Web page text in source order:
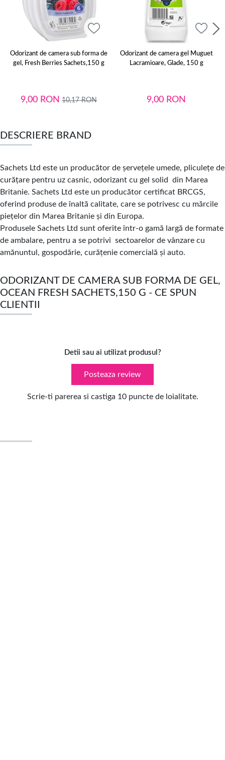
Odorizant de camera sub forma de
gel, Fresh Berries Sachets,150 g
9,00 RON 10,17RON
Odorizant de camera gel Muguet
Lacramioare, Glade, 150 g
9,00 RON
DESCRIERE BRAND
Sachets Ltd este un producător de șervețele umede, pliculețe de
curățare pentru uz casnic, odorizant cu gel solid din Marea
Britanie. Sachets Ltd este un producător certificat BRCGS,
oferind produse de înaltă calitate, care se potrivesc cu mărcile
piețelor din Marea Britanie și din Europa.
Produsele Sachets Ltd sunt oferite într-o gamă largă de formate
de ambalare, pentru a se potrivi sectoarelor de vânzare cu
amănuntul, gospodărie, curățenie comercială și auto.
ODORIZANT DE CAMERA SUB FORMA DE GEL,
OCEAN FRESH SACHETS,150 G - CE SPUN
CLIENTII
Detii sau ai utilizat produsul?
Posteaza review
Scrie-ti parerea si castiga 10 puncte de loialitate.